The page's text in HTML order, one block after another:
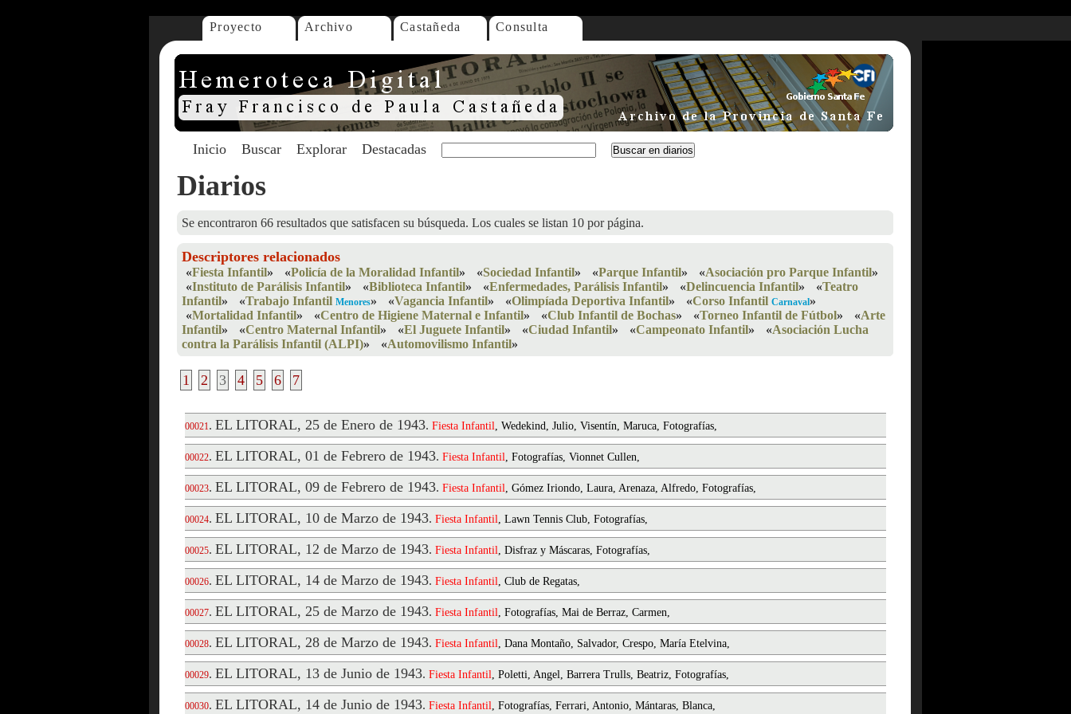
Proyecto Archivo Castañeda Consulta
Inicio Buscar Explorar Destacadas
Diarios
Se encontraron 66 resultados que satisfacen su búsqueda. Los cuales se listan 10 por página.
Descriptores relacionados
«Fiesta Infantil» «Policía de la Moralidad Infantil» «Sociedad Infantil» «Parque Infantil» «Asociación pro Parque Infantil»
«Instituto de Parálisis Infantil» «Biblioteca Infantil» «Enfermedades, Parálisis Infantil» «Delincuencia Infantil» «Teatro
Infantil» «Trabajo Infantil Menores» «Vagancia Infantil» «Olimpíada Deportiva Infantil» «Corso Infantil Carnaval»
«Mortalidad Infantil» «Centro de Higiene Maternal e Infantil» «Club Infantil de Bochas» «Torneo Infantil de Fútbol» «Arte
Infantil» «Centro Maternal Infantil» «El Juguete Infantil» «Ciudad Infantil» «Campeonato Infantil» «Asociación Lucha
contra la Parálisis Infantil (ALPI)» «Automovilismo Infantil»
1 2 3 4 5 6 7
00021. EL LITORAL, 25 de Enero de 1943. Fiesta Infantil, Wedekind, Julio, Visentín, Maruca, Fotografías,
00022. EL LITORAL, 01 de Febrero de 1943. Fiesta Infantil, Fotografías, Vionnet Cullen,
00023. EL LITORAL, 09 de Febrero de 1943. Fiesta Infantil, Gómez Iriondo, Laura, Arenaza, Alfredo, Fotografías,
00024. EL LITORAL, 10 de Marzo de 1943. Fiesta Infantil, Lawn Tennis Club, Fotografías,
00025. EL LITORAL, 12 de Marzo de 1943. Fiesta Infantil, Disfraz y Máscaras, Fotografías,
00026. EL LITORAL, 14 de Marzo de 1943. Fiesta Infantil, Club de Regatas,
00027. EL LITORAL, 25 de Marzo de 1943. Fiesta Infantil, Fotografías, Mai de Berraz, Carmen,
00028. EL LITORAL, 28 de Marzo de 1943. Fiesta Infantil, Dana Montaño, Salvador, Crespo, María Etelvina,
00029. EL LITORAL, 13 de Junio de 1943. Fiesta Infantil, Poletti, Angel, Barrera Trulls, Beatriz, Fotografías,
00030. EL LITORAL, 14 de Junio de 1943. Fiesta Infantil, Fotografías, Ferrari, Antonio, Mántaras, Blanca,